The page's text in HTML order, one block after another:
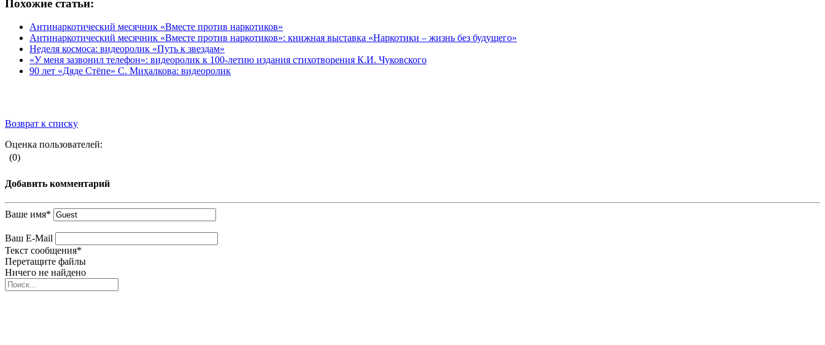
Похожие статьи:
Антинаркотический месячник «Вместе против наркотиков»
Антинаркотический месячник «Вместе против наркотиков»: книжная выставка «Наркотики – жизнь без будущего»
Неделя космоса: видеоролик «Путь к звездам»
«У меня зазвонил телефон»: видеоролик к 100-летию издания стихотворения К.И. Чуковского
90 лет «Дяде Стёпе» С. Михалкова: видеоролик
Возврат к списку
Оценка пользователей:
(0)
Добавить комментарий
Ваше имя*
Ваш E-Mail
Текст сообщения*
Перетащите файлы
Ничего не найдено